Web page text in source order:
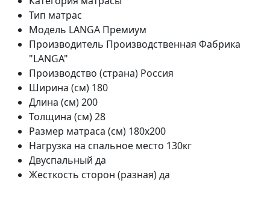
Тип матрас
Модель LANGA Премиум
Производитель Производственная Фабрика
"LANGA"
Производство (страна) Россия
Ширина (см) 180
Длина (см)200
Толщина (см)28
Размер матраса (см) 180х200
Нагрузка на спальное место 130кг
Двуспальный да
Жесткость сторон (разная)да